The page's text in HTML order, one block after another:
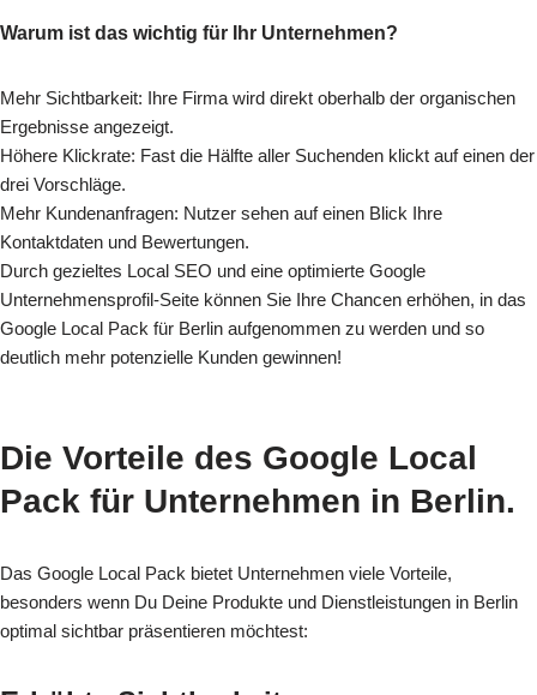
Warum ist das wichtig für Ihr Unternehmen?
Mehr Sichtbarkeit: Ihre Firma wird direkt oberhalb der organischen
Ergebnisse angezeigt.
Höhere Klickrate: Fast die Hälfte aller Suchenden klickt auf einen der
drei Vorschläge.
Mehr Kundenanfragen: Nutzer sehen auf einen Blick Ihre
Kontaktdaten und Bewertungen.
Durch gezieltes Local SEO und eine optimierte Google
Unternehmensprofil-Seite können Sie Ihre Chancen erhöhen, in das
Google Local Pack für Berlin aufgenommen zu werden und so
deutlich mehr potenzielle Kunden gewinnen!
Die Vorteile des Google Local
Pack für Unternehmen in Berlin.
Das Google Local Pack bietet Unternehmen viele Vorteile,
besonders wenn Du Deine Produkte und Dienstleistungen in Berlin
optimal sichtbar präsentieren möchtest: